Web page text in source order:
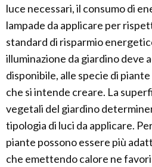
luce necessari, il consumo di
lampade da applicare per
standard di risparmio
illuminazione da giardino deve
disponibile, alle specie di
che si intende creare. La
vegetali del giardino
tipologia di luci da applicare.
piante possono essere più
che emettendo calore ne